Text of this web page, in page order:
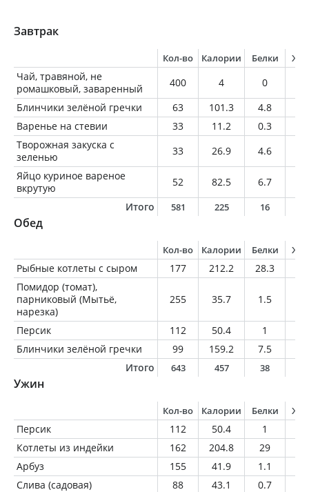
Завтрак
Кол-во Калории Белки
Чай, травяной, не
ромашковый, заваренный
400 4 0
Блинчики зелёной гречки
63 101.3 4.8
Варенье на стевии
33 11.2 0.3
Творожная закуска с
зеленью
33 26.9 4.6
Яйцо куриное вареное
вкрутую
52 82.5 6.7
Итого
581 225 16
Обед
Кол-во Калории Белки
Рыбные котлеты с сыром 177 212.2 28.3
Помидор (томат),
парниковый (Мытьё,
нарезка)
255 35.7 1.5
Персик 112 50.4 1
Блинчики зелёной гречки
99 159.2 7.5
Итого
643 457 38
Ужин
Кол-во Калории Белки
Персик 112 50.4 1
Котлеты из индейки
162 204.8 29
Арбуз
155 41.9 1.1
Слива (садовая)
88 43.1 0.7